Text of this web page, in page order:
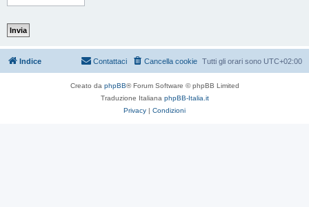
Indice Tutti gli orari sono UTC+02:00
Cancella cookie
Contattaci
Creato da phpBB® Forum Software © phpBB Limited
Traduzione Italiana phpBB-Italia.it
Privacy | Condizioni